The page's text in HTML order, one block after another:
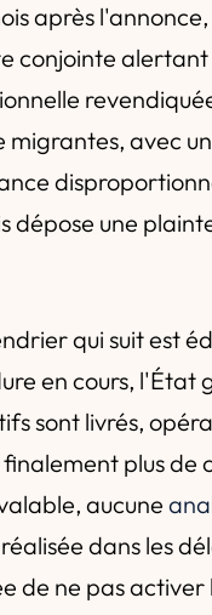
après
conjointe
migrantes, avec
dépose une
qui suit est
en cours, l'État
sont livrés,
plus de
aucune
réalisée dans les
de ne pas activer